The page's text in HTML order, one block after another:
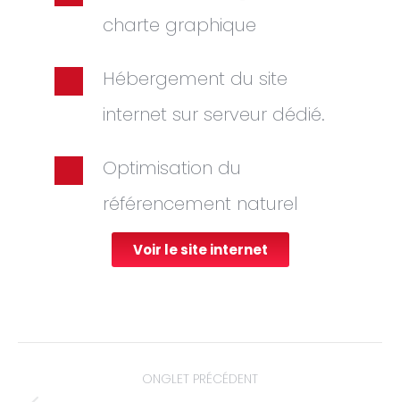
charte graphique
Hébergement du site
internet sur serveur dédié.
Optimisation du
référencement naturel
Voir le site internet
ONGLET PRÉCÉDENT